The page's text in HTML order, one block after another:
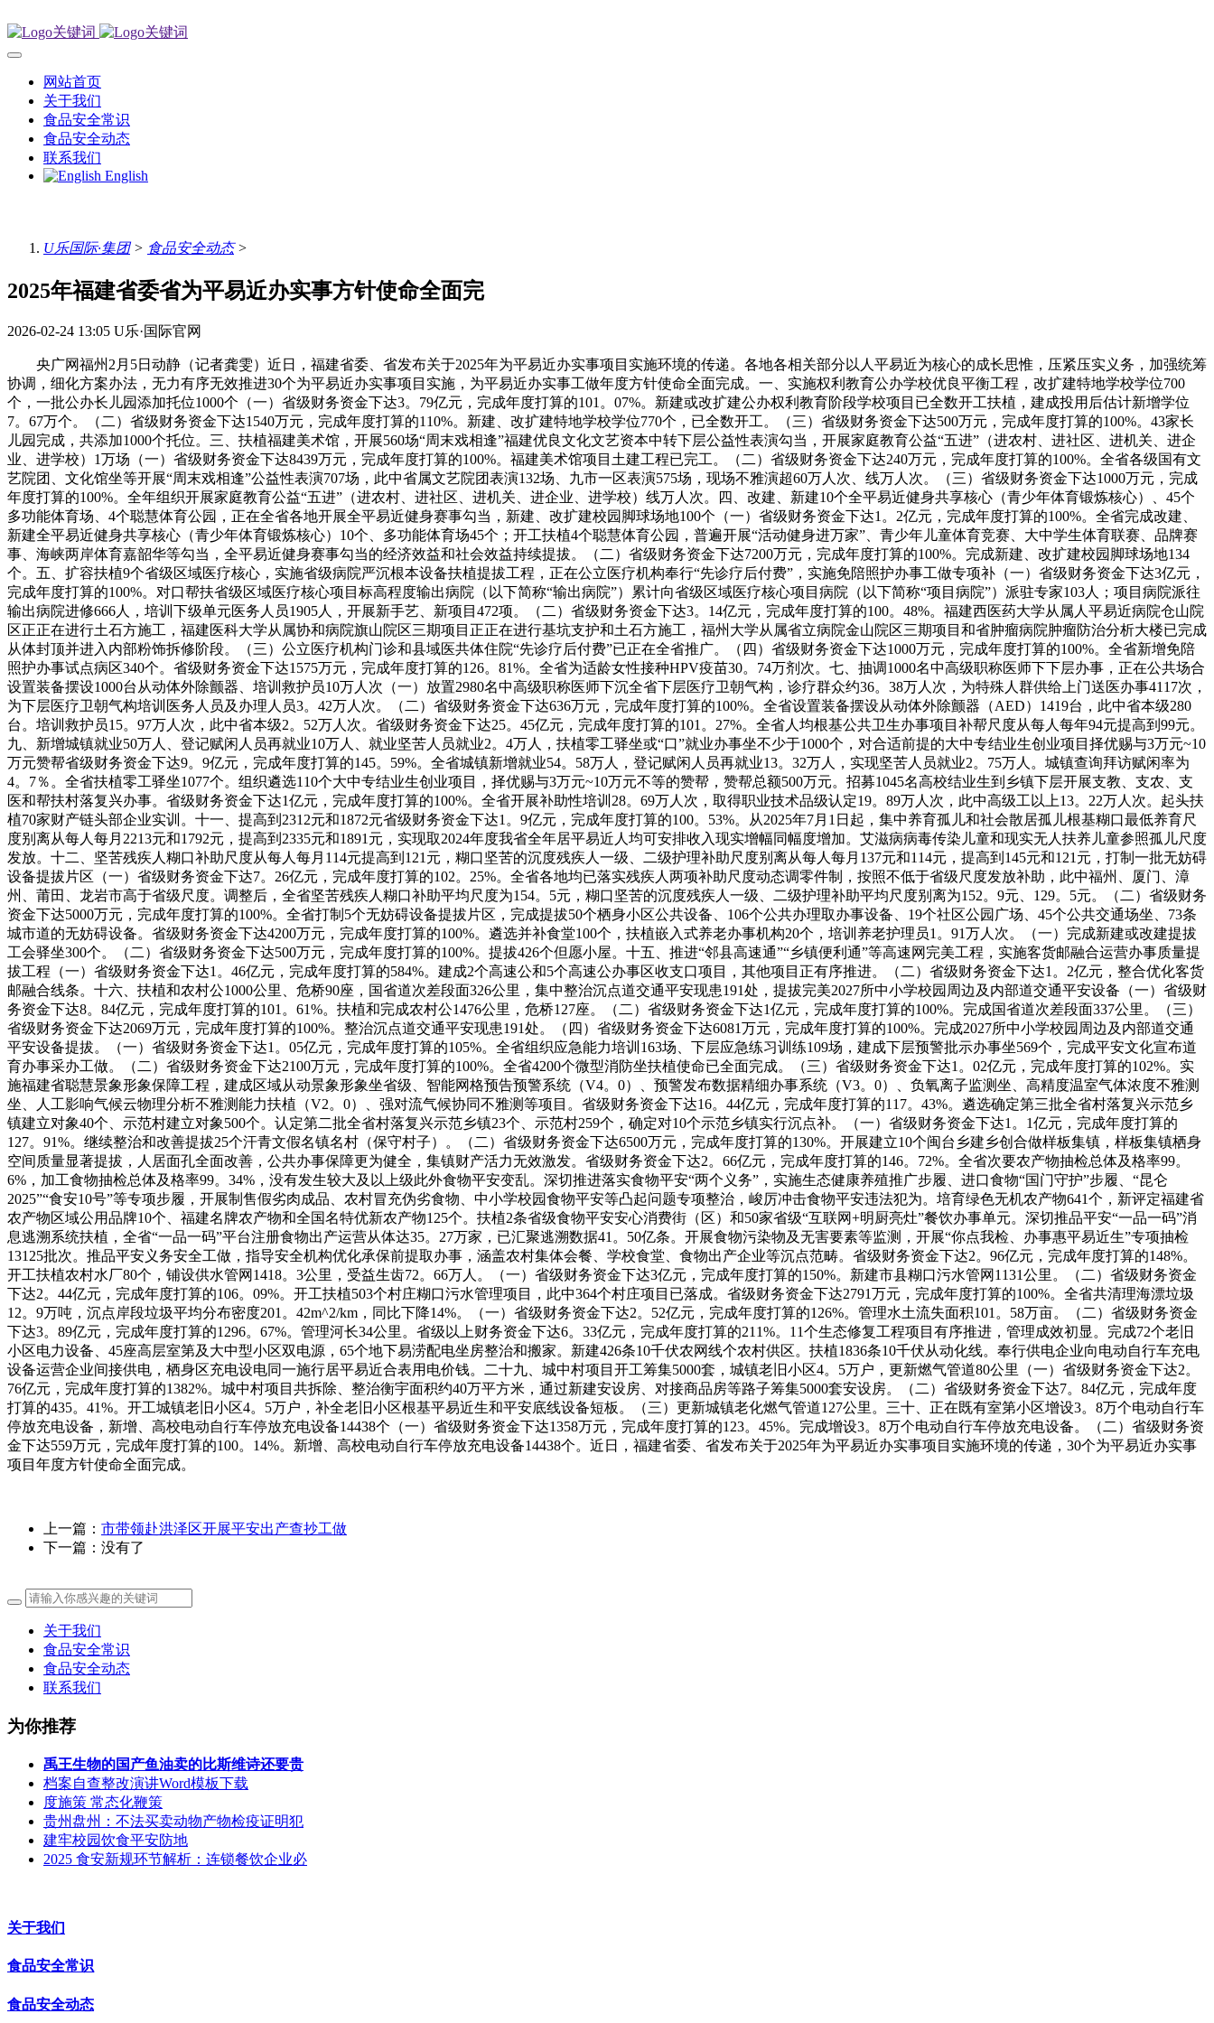
网站首页
关于我们
食品安全常识
食品安全动态
联系我们
English
U乐国际·集团> 食品安全动态>
2025年福建省委省为平易近办实事方针使命全面完
2026-02-24 13:05 U乐·国际官网
央广网福州2月5日动静（记者龚雯）近日，福建省委、省发布关于2025年为平易近办实事项目实施环境的传递。各地各相关部分以人平易近为核心的成长思惟，压紧压实义务，加强统筹
协调，细化方案办法，无力有序无效推进30个为平易近办实事项目实施，为平易近办实事工做年度方针使命全面完成。一、实施权利教育公办学校优良平衡工程，改扩建特地学校学位700
个，一批公办长儿园添加托位1000个（一）省级财务资金下达3。79亿元，完成年度打算的101。07%。新建或改扩建公办权利教育阶段学校项目已全数开工扶植，建成投用后估计新增学位
7。67万个。（二）省级财务资金下达1540万元，完成年度打算的110%。新建、改扩建特地学校学位770个，已全数开工。（三）省级财务资金下达500万元，完成年度打算的100%。43家长
儿园完成，共添加1000个托位。三、扶植福建美术馆，开展560场“周末戏相逢”福建优良文化文艺资本中转下层公益性表演勾当，开展家庭教育公益“五进”（进农村、进社区、进机关、进企
业、进学校）1万场（一）省级财务资金下达8439万元，完成年度打算的100%。福建美术馆项目土建工程已完工。（二）省级财务资金下达240万元，完成年度打算的100%。全省各级国有文
艺院团、文化馆坐等开展“周末戏相逢”公益性表演707场，此中省属文艺院团表演132场、九市一区表演575场，现场不雅演超60万人次、线万人次。（三）省级财务资金下达1000万元，完成
年度打算的100%。全年组织开展家庭教育公益“五进”（进农村、进社区、进机关、进企业、进学校）线万人次。四、改建、新建10个全平易近健身共享核心（青少年体育锻炼核心）、45个
多功能体育场、4个聪慧体育公园，正在全省各地开展全平易近健身赛事勾当，新建、改扩建校园脚球场地100个（一）省级财务资金下达1。2亿元，完成年度打算的100%。全省完成改建、
新建全平易近健身共享核心（青少年体育锻炼核心）10个、多功能体育场45个；开工扶植4个聪慧体育公园，普遍开展“活动健身进万家”、青少年儿童体育竞赛、大中学生体育联赛、品牌赛
事、海峡两岸体育嘉韶华等勾当，全平易近健身赛事勾当的经济效益和社会效益持续提拔。（二）省级财务资金下达7200万元，完成年度打算的100%。完成新建、改扩建校园脚球场地134
个。五、扩容扶植9个省级区域医疗核心，实施省级病院严沉根本设备扶植提拔工程，正在公立医疗机构奉行“先诊疗后付费”，实施免陪照护办事工做专项补（一）省级财务资金下达3亿元，
完成年度打算的100%。对口帮扶省级区域医疗核心项目标高程度输出病院（以下简称“输出病院”）累计向省级区域医疗核心项目病院（以下简称“项目病院”）派驻专家103人；项目病院派往
输出病院进修666人，培训下级单元医务人员1905人，开展新手艺、新项目472项。（二）省级财务资金下达3。14亿元，完成年度打算的100。48%。福建西医药大学从属人平易近病院仓山院
区正正在进行土石方施工，福建医科大学从属协和病院旗山院区三期项目正正在进行基坑支护和土石方施工，福州大学从属省立病院金山院区三期项目和省肿瘤病院肿瘤防治分析大楼已完成
从体封顶并进入内部粉饰拆修阶段。（三）公立医疗机构门诊和县域医共体住院“先诊疗后付费”已正在全省推广。（四）省级财务资金下达1000万元，完成年度打算的100%。全省新增免陪
照护办事试点病区340个。省级财务资金下达1575万元，完成年度打算的126。81%。全省为适龄女性接种HPV疫苗30。74万剂次。七、抽调1000名中高级职称医师下下层办事，正在公共场合
设置装备摆设1000台从动体外除颤器、培训救护员10万人次（一）放置2980名中高级职称医师下沉全省下层医疗卫朝气构，诊疗群众约36。38万人次，为特殊人群供给上门送医办事4117次，
为下层医疗卫朝气构培训医务人员及办理人员3。42万人次。（二）省级财务资金下达636万元，完成年度打算的100%。全省设置装备摆设从动体外除颤器（AED）1419台，此中省本级280
台。培训救护员15。97万人次，此中省本级2。52万人次。省级财务资金下达25。45亿元，完成年度打算的101。27%。全省人均根基公共卫生办事项目补帮尺度从每人每年94元提高到99元。
九、新增城镇就业50万人、登记赋闲人员再就业10万人、就业坚苦人员就业2。4万人，扶植零工驿坐或“口”就业办事坐不少于1000个，对合适前提的大中专结业生创业项目择优赐与3万元~10
万元赞帮省级财务资金下达9。9亿元，完成年度打算的145。59%。全省城镇新增就业54。58万人，登记赋闲人员再就业13。32万人，实现坚苦人员就业2。75万人。城镇查询拜访赋闲率为
4。7％。全省扶植零工驿坐1077个。组织遴选110个大中专结业生创业项目，择优赐与3万元~10万元不等的赞帮，赞帮总额500万元。招募1045名高校结业生到乡镇下层开展支教、支农、支
医和帮扶村落复兴办事。省级财务资金下达1亿元，完成年度打算的100%。全省开展补助性培训28。69万人次，取得职业技术品级认定19。89万人次，此中高级工以上13。22万人次。起头扶
植70家财产链头部企业实训。十一、提高到2312元和1872元省级财务资金下达1。9亿元，完成年度打算的100。53%。从2025年7月1日起，集中养育孤儿和社会散居孤儿根基糊口最低养育尺
度别离从每人每月2213元和1792元，提高到2335元和1891元，实现取2024年度我省全年居平易近人均可安排收入现实增幅同幅度增加。艾滋病病毒传染儿童和现实无人扶养儿童参照孤儿尺度
发放。十二、坚苦残疾人糊口补助尺度从每人每月114元提高到121元，糊口坚苦的沉度残疾人一级、二级护理补助尺度别离从每人每月137元和114元，提高到145元和121元，打制一批无妨碍
设备提拔片区（一）省级财务资金下达7。26亿元，完成年度打算的102。25%。全省各地均已落实残疾人两项补助尺度动态调零件制，按照不低于省级尺度发放补助，此中福州、厦门、漳
州、莆田、龙岩市高于省级尺度。调整后，全省坚苦残疾人糊口补助平均尺度为154。5元，糊口坚苦的沉度残疾人一级、二级护理补助平均尺度别离为152。9元、129。5元。（二）省级财务
资金下达5000万元，完成年度打算的100%。全省打制5个无妨碍设备提拔片区，完成提拔50个栖身小区公共设备、106个公共办理取办事设备、19个社区公园广场、45个公共交通场坐、73条
城市道的无妨碍设备。省级财务资金下达4200万元，完成年度打算的100%。遴选并补食堂100个，扶植嵌入式养老办事机构20个，培训养老护理员1。91万人次。（一）完成新建或改建提拔
工会驿坐300个。（二）省级财务资金下达500万元，完成年度打算的100%。提拔426个但愿小屋。十五、推进“邻县高速通”“乡镇便利通”等高速网完美工程，实施客货邮融合运营办事质量提
拔工程（一）省级财务资金下达1。46亿元，完成年度打算的584%。建成2个高速公和5个高速公办事区收支口项目，其他项目正有序推进。（二）省级财务资金下达1。2亿元，整合优化客货
邮融合线条。十六、扶植和农村公1000公里、危桥90座，国省道次差段面326公里，集中整治沉点道交通平安现患191处，提拔完美2027所中小学校园周边及内部道交通平安设备（一）省级财
务资金下达8。84亿元，完成年度打算的101。61%。扶植和完成农村公1476公里，危桥127座。（二）省级财务资金下达1亿元，完成年度打算的100%。完成国省道次差段面337公里。（三）
省级财务资金下达2069万元，完成年度打算的100%。整治沉点道交通平安现患191处。（四）省级财务资金下达6081万元，完成年度打算的100%。完成2027所中小学校园周边及内部道交通
平安设备提拔。（一）省级财务资金下达1。05亿元，完成年度打算的105%。全省组织应急能力培训163场、下层应急练习训练109场，建成下层预警批示办事坐569个，完成平安文化宣布道
育办事采办工做。（二）省级财务资金下达2100万元，完成年度打算的100%。全省4200个微型消防坐扶植使命已全面完成。（三）省级财务资金下达1。02亿元，完成年度打算的102%。实
施福建省聪慧景象形象保障工程，建成区域从动景象形象坐省级、智能网格预告预警系统（V4。0）、预警发布数据精细办事系统（V3。0）、负氧离子监测坐、高精度温室气体浓度不雅测
坐、人工影响气候云物理分析不雅测能力扶植（V2。0）、强对流气候协同不雅测等项目。省级财务资金下达16。44亿元，完成年度打算的117。43%。遴选确定第三批全省村落复兴示范乡
镇建立对象40个、示范村建立对象500个。认定第二批全省村落复兴示范乡镇23个、示范村259个，确定对10个示范乡镇实行沉点补。（一）省级财务资金下达1。1亿元，完成年度打算的
127。91%。继续整治和改善提拔25个汗青文假名镇名村（保守村子）。（二）省级财务资金下达6500万元，完成年度打算的130%。开展建立10个闽台乡建乡创合做样板集镇，样板集镇栖身
空间质量显著提拔，人居面孔全面改善，公共办事保障更为健全，集镇财产活力无效激发。省级财务资金下达2。66亿元，完成年度打算的146。72%。全省次要农产物抽检总体及格率99。
6%，加工食物抽检总体及格率99。34%，没有发生较大及以上级此外食物平安变乱。深切推进落实食物平安“两个义务”，实施生态健康养殖推广步履、进口食物“国门守护”步履、“昆仑
2025”“食安10号”等专项步履，开展制售假劣肉成品、农村冒充伪劣食物、中小学校园食物平安等凸起问题专项整治，峻厉冲击食物平安违法犯为。培育绿色无机农产物641个，新评定福建省
农产物区域公用品牌10个、福建名牌农产物和全国名特优新农产物125个。扶植2条省级食物平安安心消费街（区）和50家省级“互联网+明厨亮灶”餐饮办事单元。深切推品平安“一品一码”消
息逃溯系统扶植，全省“一品一码”平台注册食物出产运营从体达35。27万家，已汇聚逃溯数据41。50亿条。开展食物污染物及无害要素等监测，开展“你点我检、办事惠平易近生”专项抽检
13125批次。推品平安义务安全工做，指导安全机构优化承保前提取办事，涵盖农村集体会餐、学校食堂、食物出产企业等沉点范畴。省级财务资金下达2。96亿元，完成年度打算的148%。
开工扶植农村水厂80个，铺设供水管网1418。3公里，受益生齿72。66万人。（一）省级财务资金下达3亿元，完成年度打算的150%。新建市县糊口污水管网1131公里。（二）省级财务资金
下达2。44亿元，完成年度打算的106。09%。开工扶植503个村庄糊口污水管理项目，此中364个村庄项目已落成。省级财务资金下达2791万元，完成年度打算的100%。全省共清理海漂垃圾
12。9万吨，沉点岸段垃圾平均分布密度201。42m^2/km，同比下降14%。（一）省级财务资金下达2。52亿元，完成年度打算的126%。管理水土流失面积101。58万亩。（二）省级财务资金
下达3。89亿元，完成年度打算的1296。67%。管理河长34公里。省级以上财务资金下达6。33亿元，完成年度打算的211%。11个生态修复工程项目有序推进，管理成效初显。完成72个老旧
小区电力设备、45座高层室第及大中型小区双电源，65个地下易涝配电坐房整治和搬家。新建426条10千伏农网线个农村供区。扶植1836条10千伏从动化线。奉行供电企业向电动自行车充电
设备运营企业间接供电，栖身区充电设电同一施行居平易近合表用电价钱。二十九、城中村项目开工筹集5000套，城镇老旧小区4。5万户，更新燃气管道80公里（一）省级财务资金下达2。
76亿元，完成年度打算的1382%。城中村项目共拆除、整治衡宇面积约40万平方米，通过新建安设房、对接商品房等路子筹集5000套安设房。（二）省级财务资金下达7。84亿元，完成年度
打算的435。41%。开工城镇老旧小区4。5万户，补全老旧小区根基平易近生和平安底线设备短板。（三）更新城镇老化燃气管道127公里。三十、正在既有室第小区增设3。8万个电动自行车
停放充电设备，新增、高校电动自行车停放充电设备14438个（一）省级财务资金下达1358万元，完成年度打算的123。45%。完成增设3。8万个电动自行车停放充电设备。（二）省级财务资
金下达559万元，完成年度打算的100。14%。新增、高校电动自行车停放充电设备14438个。近日，福建省委、省发布关于2025年为平易近办实事项目实施环境的传递，30个为平易近办实事
项目年度方针使命全面完成。
上一篇： 市带领赴洪泽区开展平安出产查抄工做
下一篇：没有了
关于我们
食品安全常识
食品安全动态
联系我们
为你推荐
禹王生物的国产鱼油卖的比斯维诗还要贵
档案自查整改演讲Word模板下载
度施策 常态化鞭策
贵州盘州：不法买卖动物产物检疫证明犯
建牢校园饮食平安防地
2025 食安新规环节解析：连锁餐饮企业必
关于我们
食品安全常识
食品安全动态